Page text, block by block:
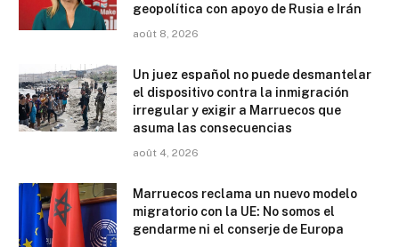
geopolítica con apoyo de Rusia e Irán
août 8, 2026
Un juez español no puede desmantelar
el dispositivo contra la inmigración
irregular y exigir a Marruecos que
asuma las consecuencias
août 4, 2026
Marruecos reclama un nuevo modelo
migratorio con la UE: No somos el
gendarme ni el conserje de Europa